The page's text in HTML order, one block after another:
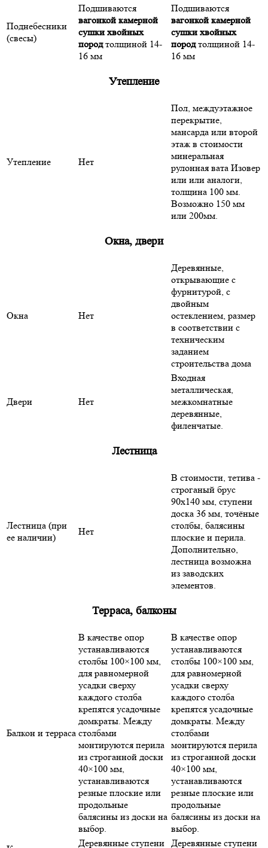
Поднебесники
(свесы)
Подшиваются
вагонкой камерной
сушки хвойных
породтолщиной 14-
16 мм
Подшиваются
вагонкой камерной
сушки хвойных
породтолщиной 14-
16 мм
Утепление
Утепление Нет
Пол, междуэтажное
перекрытие,
мансарда или второй
этаж в стоимости
минеральная
рулонная вата Изовер
или или аналоги,
толщина 100 мм.
Возможно 150 мм
или 200мм.
Окна, двери
Окна Нет
Деревянные,
открывающие с
фурнитурой, с
двойным
остеклением, размер
в соответствии с
техническим
заданием
строительства дома
Двери Нет
Входная
металлическая,
межкомнатные
деревянные,
филенчатые.
Лестница
Лестница (при
ее наличии)
Нет
В стоимости, тетива -
строганый брус
90х140 мм, ступени
доска 36 мм, точёные
столбы, балясины
плоские и перила.
Дополнительно,
лестница возможна
из заводских
элементов.
Терраса, балконы
Балкон и терраса
В качестве опор
устанавливаются
столбы 100×100 мм,
для равномерной
усадки сверху
каждого столба
крепятся усадочные
домкраты. Между
столбами
монтируются перила
из строганной доски
40×100 мм,
устанавливаются
резные плоские или
продольные
балясины из доски на
выбор.
В качестве опор
устанавливаются
столбы 100×100 мм,
для равномерной
усадки сверху
каждого столба
крепятся усадочные
домкраты. Между
столбами
монтируются перила
из строганной доски
40×100 мм,
устанавливаются
резные плоские или
продольные
балясины из доски на
выбор.
Деревянные ступени Деревянные ступени